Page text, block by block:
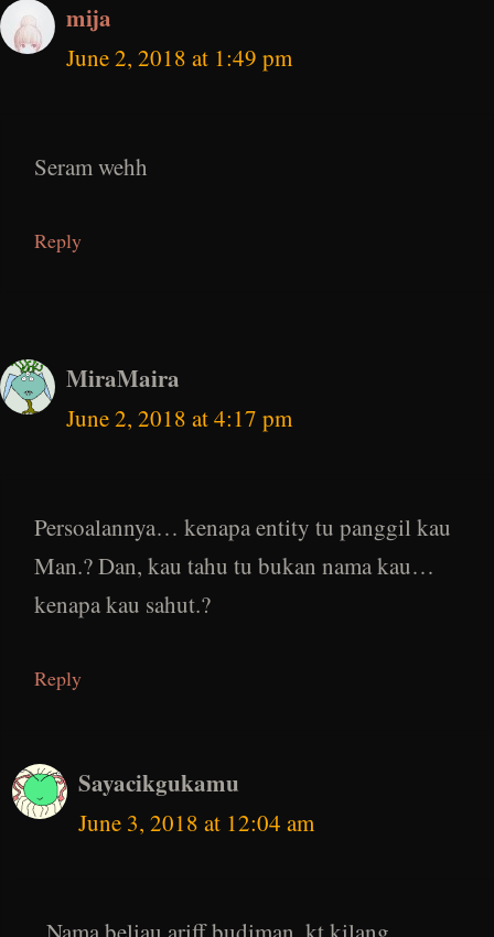
mija
June 2, 2018 at 1:49 pm
Seram wehh
Reply
MiraMaira
June 2, 2018 at 4:17 pm
Persoalannya… kenapa entity tu panggil kau
Man.? Dan, kau tahu tu bukan nama kau…
kenapa kau sahut.?
Reply
Sayacikgukamu
June 3, 2018 at 12:04 am